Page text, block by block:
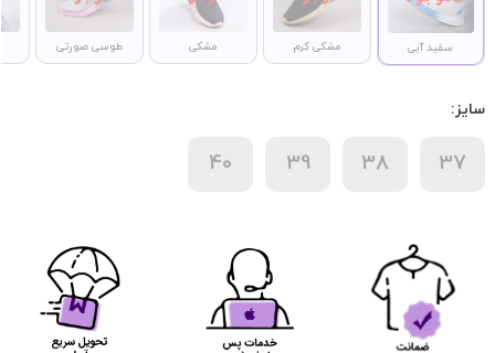
سفید آبی مشکی کرم مشکی طوسی صورتی
سایز:
37
38
39
40